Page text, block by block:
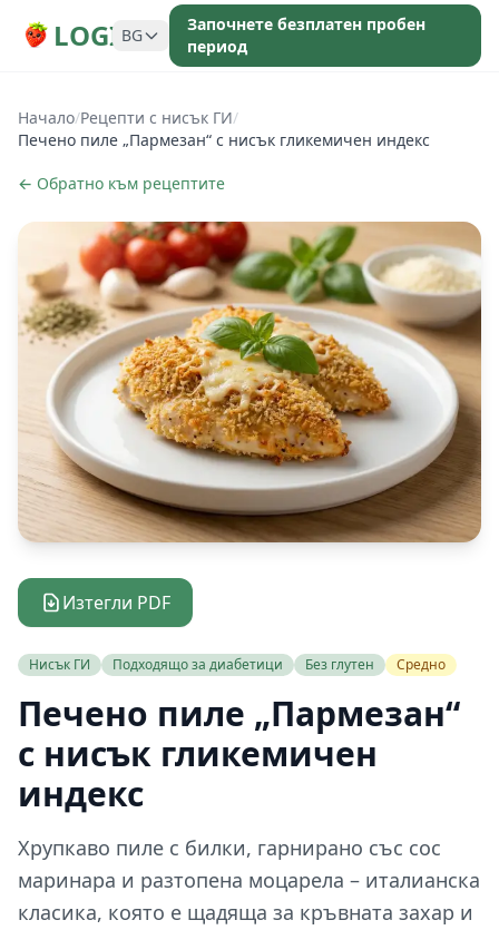
LOGI BG
Започнете безплатен пробен
период
Начало/Рецепти с нисък ГИ/
Печено пиле „Пармезан“ с нисък гликемичен индекс
← Обратно към рецептите
Изтегли PDF
Нисък ГИ Подходящо за диабетици Без глутен Средно
Печено пиле „Пармезан“
с нисък гликемичен
индекс
Хрупкаво пиле с билки, гарнирано със сос
маринара и разтопена моцарела – италианска
класика, която е щадяща за кръвната захар и